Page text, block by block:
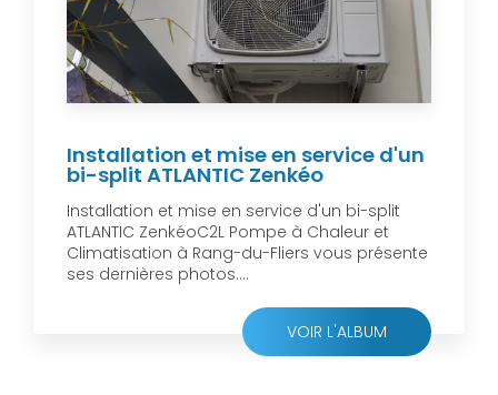
Installation et mise en service d'un
bi-split ATLANTIC Zenkéo
Installation et mise en service d'un bi-split
ATLANTIC ZenkéoC2L Pompe à Chaleur et
Climatisation à Rang-du-Fliers vous présente
ses dernières photos....
VOIR L'ALBUM